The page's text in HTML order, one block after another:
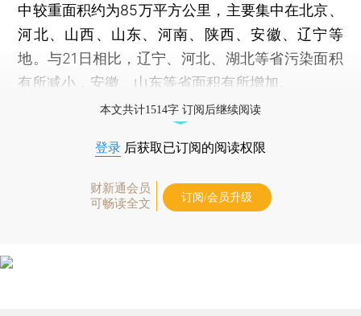
中较重面积约为85万平方公里，主要集中在北京、
河北、山西、山东、河南、陕西、安徽、辽宁等
地。与21日相比，辽宁、河北、湖北等省污染面积
有所减小，安徽、山东等省面积有所增加。
本文共计1514字 订阅后继续阅读
登录 后获取已订阅的阅读权限
财新通会员
可畅读全文
订阅/会员升级